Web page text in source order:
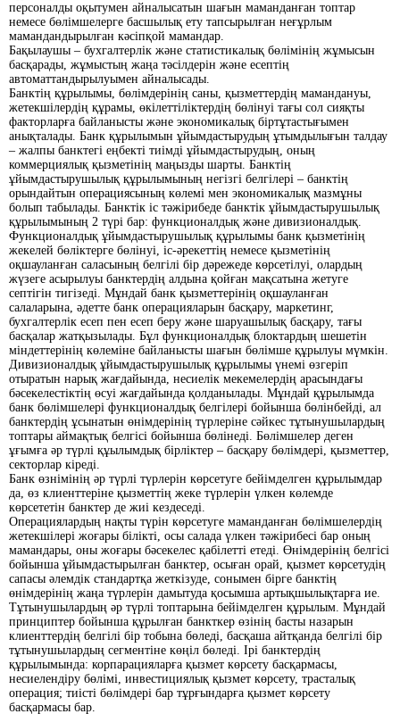
персоналды оқытумен айналысатын шағын маманданған топтар
немесе бөлімшелерге басшылық ету тапсырылған неғұрлым
мамандандырылған кәсіпқой мамандар.
Бақылаушы – бухгалтерлік және статистикалық бөлімінің жұмысын
басқарады, жұмыстың жаңа тәсілдерін және есептің
автоматтандырылуымен айналысады.
Банктің құрылымы, бөлімдерінің саны, қызметтердің мамандануы,
жетекшілердің құрамы, өкілеттіліктердің бөлінуі тағы сол сияқты
факторларға байланысты және экономикалық біртұтастығымен
анықталады. Банк құрылымын ұйымдастырудың ұтымдылығын талдау
– жалпы банктегі еңбекті тиімді ұйымдастырудың, оның
коммерциялық қызметінің маңызды шарты. Банктің
ұйымдастырушылық құрылымының негізгі белгілері – банктің
орындайтын операциясының көлемі мен экономикалық мазмұны
болып табылады. Банктік іс тәжірибеде банктік ұйымдастырушылық
құрылымының 2 түрі бар: функционалдық және дивизионалдық.
Функционалдық ұйымдастырушылық құрылымы банк қызметінің
жекелей бөліктерге бөлінуі, іс-әрекеттің немесе қызметінің
оқшауланған саласының белгілі бір дәрежеде көрсетілуі, олардың
жүзеге асырылуы банктердің алдына қойған мақсатына жетуге
септігін тигізеді. Мұндай банк қызметтерінің оқшауланған
салаларына, әдетте банк операцияларын басқару, маркетинг,
бухгалтерлік есеп пен есеп беру және шаруашылық басқару, тағы
басқалар жатқызылады. Бұл функционалдық блоктардың шешетін
міндеттерінің көлеміне байланысты шағын бөлімше құрылуы мүмкін.
Дивизионалдық ұйымдастырушылық құрылымы үнемі өзгеріп
отыратын нарық жағдайында, несиелік мекемелердің арасындағы
бәсекелестіктің өсуі жағдайында қолданылады. Мұндай құрылымда
банк бөлімшелері функционалдық белгілері бойынша бөлінбейді, ал
банктердің ұсынатын өнімдерінің түрлеріне сәйкес тұтынушылардың
топтары аймақтық белгісі бойынша бөлінеді. Бөлімшелер деген
ұғымға әр түрлі құылымдық бірліктер – басқару бөлімдері, қызметтер,
секторлар кіреді.
Банк өзнімінің әр түрлі түрлерін көрсетуге бейімделген құрылымдар
да, өз клиенттеріне қызметтің жеке түрлерін үлкен көлемде
көрсететін банктер де жиі кездеседі.
Операциялардың нақты түрін көрсетуге маманданған бөлімшелердің
жетекшілері жоғары білікті, осы салада үлкен тәжірибесі бар оның
мамандары, оны жоғары бәсекелес қабілетті етеді. Өнімдерінің белгісі
бойынша ұйымдастырылған банктер, осыған орай, қызмет көрсетудің
сапасы әлемдік стандартқа жеткізуде, сонымен бірге банктің
өнімдерінің жаңа түрлерін дамытуда қосымша артықшылықтарға ие.
Тұтынушылардың әр түрлі топтарына бейімделген құрылым. Мұндай
принциптер бойынша құрылған банкткер өзінің басты назарын
клиенттердің белгілі бір тобына бөледі, басқаша айтқанда белгілі бір
тұтынушылардың сегментіне көңіл бөледі. Ірі банктердің
құрылымында: корпарацияларға қызмет көрсету басқармасы,
несиелендіру бөлімі, инвестициялық қызмет көрсету, трасталық
операция; тиісті бөлімдері бар тұрғындарға қызмет көрсету
басқармасы бар.